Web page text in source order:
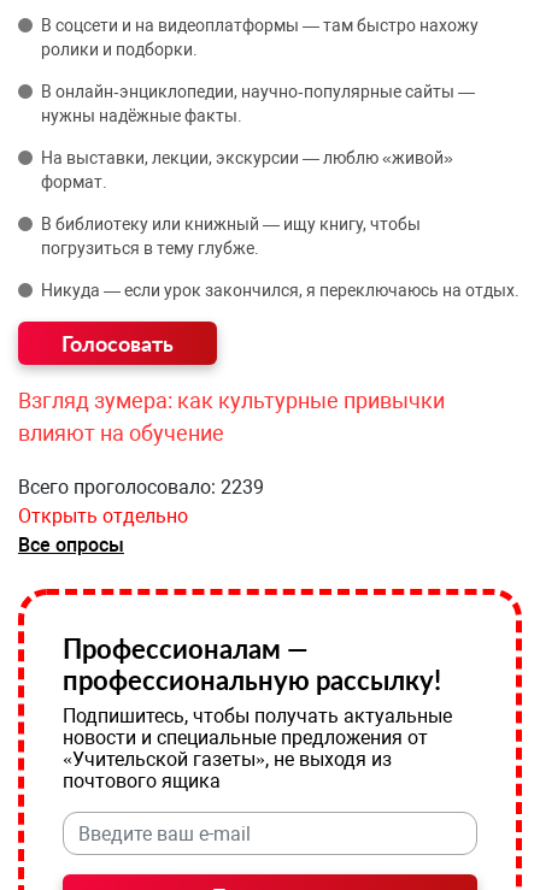
В соцсети и на видеоплатформы — там быстро нахожу
ролики и подборки.
В онлайн‑энциклопедии, научно‑популярные сайты —
нужны надёжные факты.
На выставки, лекции, экскурсии — люблю «живой»
формат.
В библиотеку или книжный — ищу книгу, чтобы
погрузиться в тему глубже.
Никуда — если урок закончился, я переключаюсь на отдых.
Взгляд зумера: как культурные привычки
влияют на обучение
Всего проголосовало: 2239
Открыть отдельно
Все опросы
Профессионалам —
профессиональную рассылку!
Подпишитесь, чтобы получать актуальные
новости и специальные предложения от
«Учительской газеты», не выходя из
почтового ящика